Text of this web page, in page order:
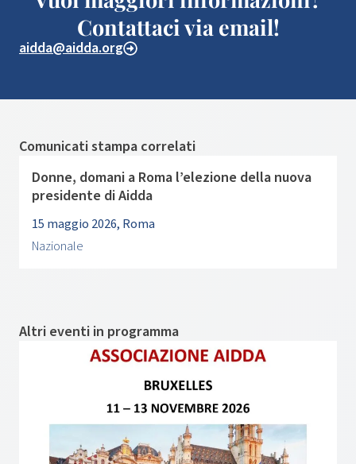
Contattaci via email!
aidda@aidda.org
Comunicati stampa correlati
Donne, domani a Roma l’elezione della nuova
presidente di Aidda
15 maggio 2026, Roma
Nazionale
Altri eventi in programma